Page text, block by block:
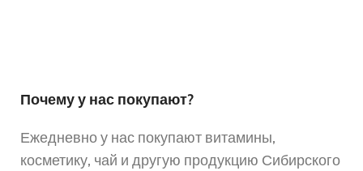
Почему у нас покупают?
Ежедневно у нас покупают витамины,
косметику, чай и другую продукцию Сибирского